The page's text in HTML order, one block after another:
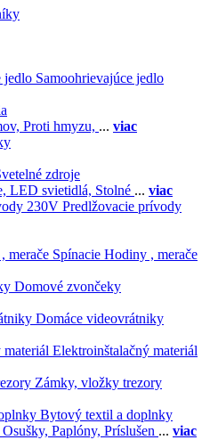
Samoohrievajúce jedlo
Proti hmyzu, ... viac
zdroje
LED svietidlá, Stolné ... viac
Predlžovacie prívody
Spínacie Hodiny , merače
Domové zvončeky
Domáce videovrátniky
Elektroinštalačný materiál
Zámky, vložky trezory
Bytový textil a doplnky
Osušky, Paplóny, Príslušen ... viac